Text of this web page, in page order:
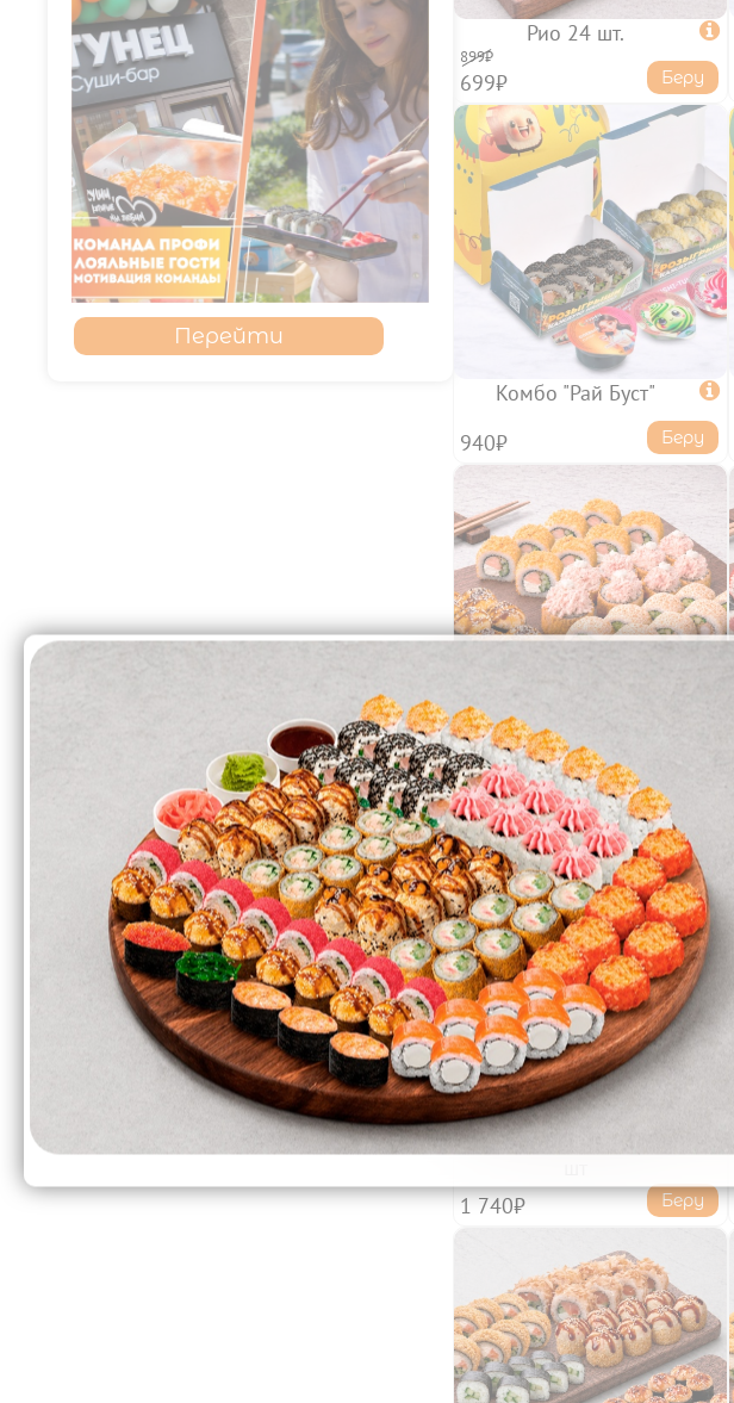
Перейти
Рио 24 шт. 
899₽
699₽ Беру
Комбо "Рай Буст" 
940₽ Беру
Выгодный Килограмм
32шт.
1 560₽
1 360₽ Беру
Филадельфия дрим 32
1 740₽ Беру